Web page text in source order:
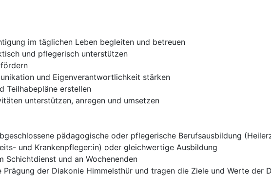
im täglichen Leben begleiten und betreuen
und pflegerisch unterstützen
und Eigenverantwortlichkeit stärken
Teilhabepläne erstellen
unterstützen, anregen und umsetzen
pädagogische oder pflegerische Berufsausbildung
und Krankenpfleger:in) oder gleichwertige Ausbildung
Schichtdienst und an Wochenenden
Prägung der Diakonie Himmelsthür und tragen die Ziele und Werte der